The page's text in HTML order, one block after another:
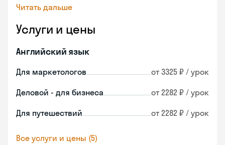
Читать дальше
Услуги и цены
Английский язык
Для маркетологов от 3325 ₽ / урок
Деловой - для бизнеса от 2282 ₽ / урок
Для путешествий от 2282 ₽ / урок
Все услуги и цены (5)